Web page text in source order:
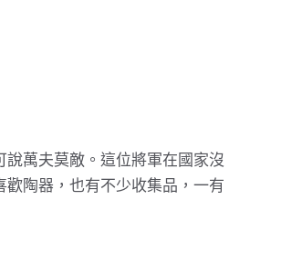
萬夫莫敵。這位將軍在國家沒
陶器，也有不少收集品，一有